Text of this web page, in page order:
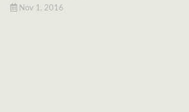
Nov 1, 2016